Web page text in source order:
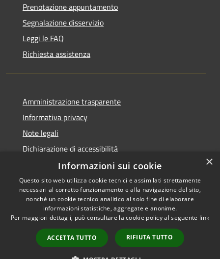
Prenotazione appuntamento
Segnalazione disservizio
Leggi le FAQ
Richiesta assistenza
Amministrazione trasparente
Informativa privacy
Note legali
Dichiarazione di accessibilità
Accessibilità
Privacy
Mappa del sito
×
Informazioni sui cookie
Questo sito web utilizza cookie tecnici e assimilati strettamente
necessari al corretto funzionamento e alla navigazione del sito,
nonché un cookie tecnico analitico al solo fine di elaborare
informazioni statistiche, aggregate e anonime.
Per maggiori dettagli, può consultare la cookie policy al seguente link
ACCETTA TUTTO RIFIUTA TUTTO